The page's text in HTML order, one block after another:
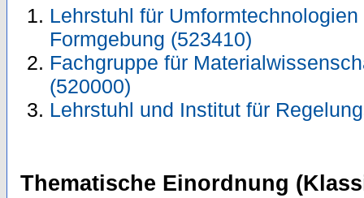
Lehrstuhl für
Formgebung (523410)
Fachgruppe für
(520000)
Lehrstuhl und Institut für
Thematische Einordnung